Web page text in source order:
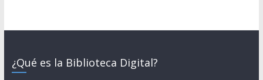
¿Qué es la Biblioteca Digital?